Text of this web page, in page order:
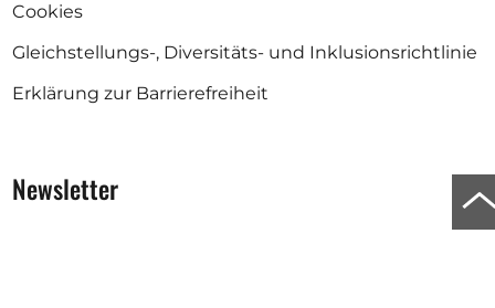
Cookies
Gleichstellungs-, Diversitäts- und Inklusionsrichtlinie
Erklärung zur Barrierefreiheit
Newsletter